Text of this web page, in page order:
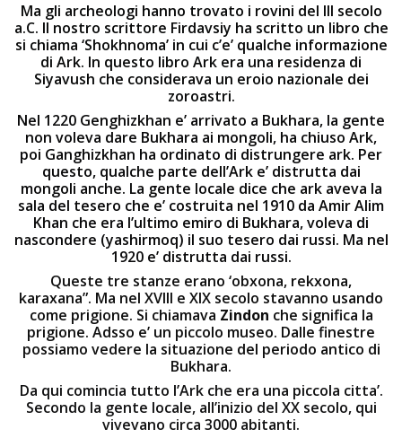
Ma gli archeologi hanno trovato i rovini del III secolo
a.C. Il nostro scrittore Firdavsiy ha scritto un libro che
si chiama ‘Shokhnoma’ in cui c’e’ qualche informazione
di Ark. In questo libro Ark era una residenza di
Siyavush che considerava un eroio nazionale dei
zoroastri.
Nel 1220 Genghizkhan e’ arrivato a Bukhara, la gente
non voleva dare Bukhara ai mongoli, ha chiuso Ark,
poi Ganghizkhan ha ordinato di distrungere ark. Per
questo, qualche parte dell’Ark e’ distrutta dai
mongoli anche. La gente locale dice che ark aveva la
sala del tesero che e’ costruita nel 1910 da Amir Alim
Khan che era l’ultimo emiro di Bukhara, voleva di
nascondere (yashirmoq) il suo tesero dai russi. Ma nel
1920 e’ distrutta dai russi.
Queste tre stanze erano ‘obxona, rekxona,
karaxana”. Ma nel XVIII e XIX secolo stavanno usando
come prigione. Si chiamava Zindon che significa la
prigione. Adsso e’ un piccolo museo. Dalle finestre
possiamo vedere la situazione del periodo antico di
Bukhara.
Da qui comincia tutto l’Ark che era una piccola citta’.
Secondo la gente locale, all’inizio del XX secolo, qui
vivevano circa 3000 abitanti.